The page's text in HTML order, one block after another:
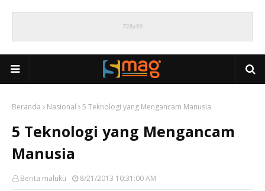
Beranda Nasional 5 Teknologi yang Mengancam Manusia
5 Teknologi yang Mengancam
Manusia
Berita maluku 8/21/2013 10:31:00 AM